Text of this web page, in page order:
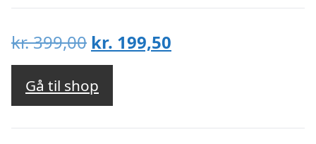
kr.399,00 Den
oprindelige
pris
var:
kr. 399,00.
kr. 199,50
kr. 199,50.
Gå til shop